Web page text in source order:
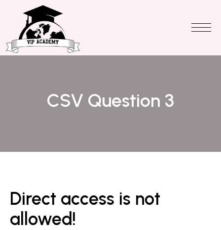
CSV Question 3
Direct access is not
allowed!